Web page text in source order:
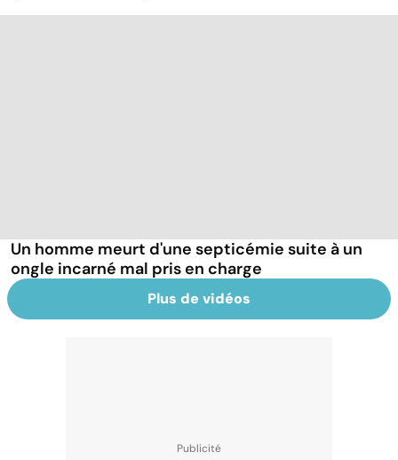
Un homme meurt d'une septicémie suite à un
ongle incarné mal pris en charge
Plus de vidéos